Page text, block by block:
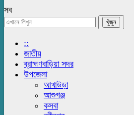
সব
::
জাতীয়
ব্রাহ্মণবাড়িয়া সদর
উপজেলা
আখাউড়া
আশুগঞ্জ
কসবা